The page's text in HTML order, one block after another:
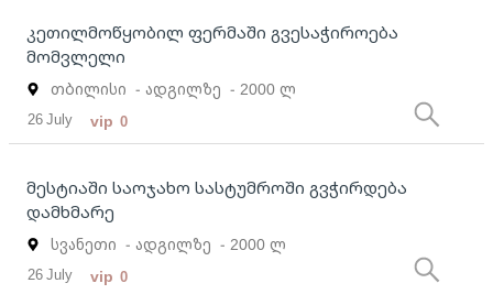
კეთილმოწყობილ ფერმაში გვესაჭიროება
მომვლელი
თბილისი - ადგილზე - 2000 ლ
26 July vip 0
მესტიაში საოჯახო სასტუმროში გვჭირდება
დამხმარე
სვანეთი - ადგილზე - 2000 ლ
26 July vip 0